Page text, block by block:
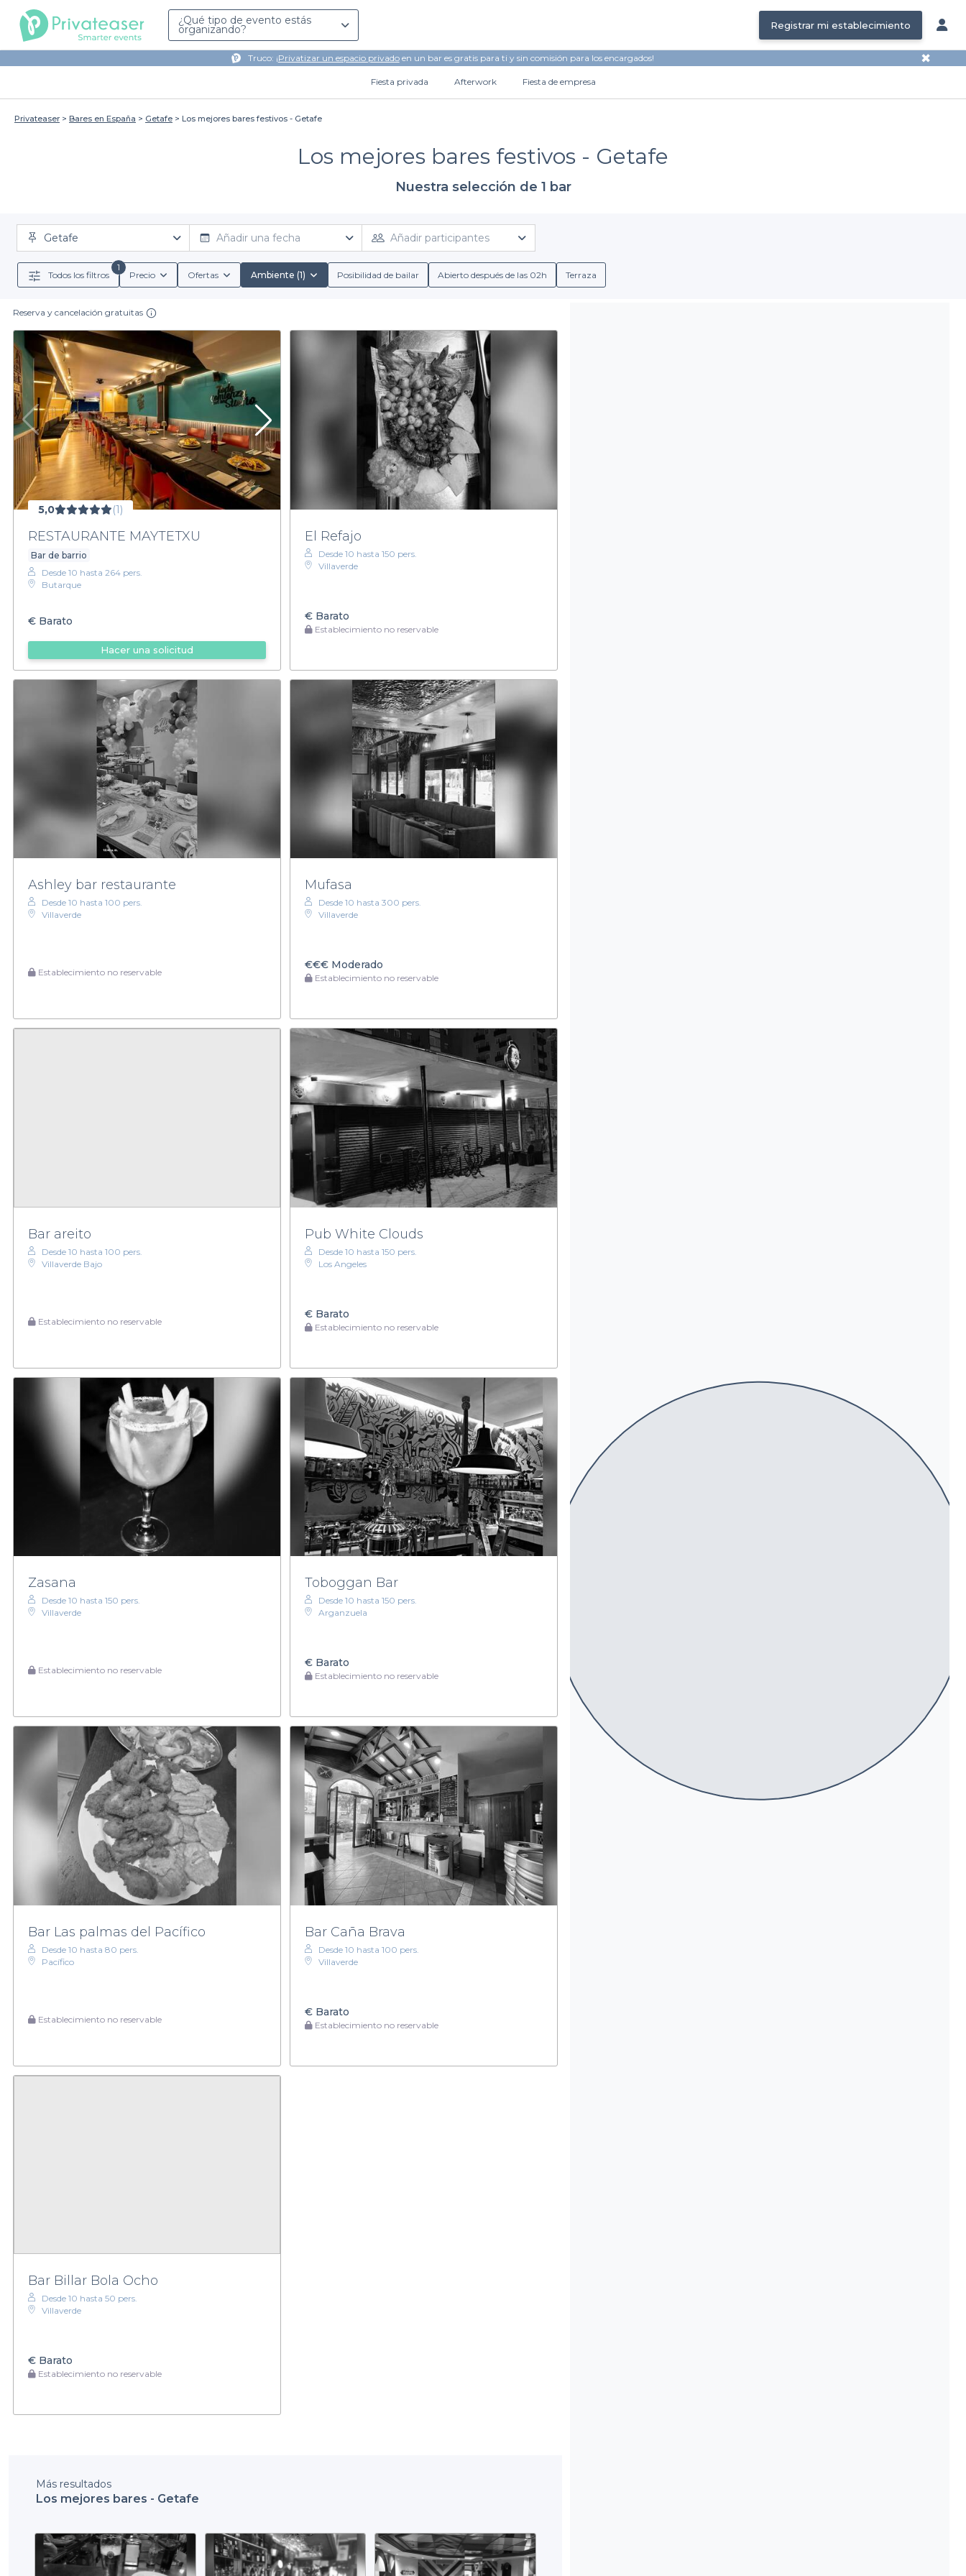
¿Qué tipo de evento estás
organizando? Registrar mi establecimiento
Truco: ¡Privatizar un espacio privadoen un bar es gratis para ti y sin comisión para los encargados! ✖
Fiesta privada Afterwork Fiesta de empresa
Privateaser Bares en España Getafe Los mejores bares festivos - Getafe
Los mejores bares festivos - Getafe
Nuestra selección de 1 bar
Getafe Añadir una fecha Añadir participantes
Todos los filtros
1
Precio Ofertas Ambiente (1) Posibilidad de bailar Abierto después de las 02h Terraza
Reserva y cancelación gratuitas
5,0 (1)
RESTAURANTE MAYTETXU
Bar de barrio
Desde 10 hasta 264 pers.
Butarque
€ Barato
Hacer una solicitud
El Refajo
Desde 10 hasta 150 pers.
Villaverde
€Barato
Establecimiento no reservable
Ashley bar restaurante
Desde 10 hasta 100 pers.
Villaverde
Establecimiento no reservable
Mufasa
Desde 10 hasta 300 pers.
Villaverde
€€€Moderado
Establecimiento no reservable
Bar areito
Desde 10 hasta 100 pers.
Villaverde Bajo
Establecimiento no reservable
Pub White Clouds
Desde 10 hasta 150 pers.
Los Angeles
€Barato
Establecimiento no reservable
Zasana
Desde 10 hasta 150 pers.
Villaverde
Establecimiento no reservable
Toboggan Bar
Desde 10 hasta 150 pers.
Arganzuela
€Barato
Establecimiento no reservable
Bar Las palmas del Pacífico
Desde 10 hasta 80 pers.
Pacífico
Establecimiento no reservable
Bar Caña Brava
Desde 10 hasta 100 pers.
Villaverde
€Barato
Establecimiento no reservable
Bar Billar Bola Ocho
Desde 10 hasta 50 pers.
Villaverde
€ Barato
Establecimiento no reservable
Más resultados
Los mejores bares - Getafe